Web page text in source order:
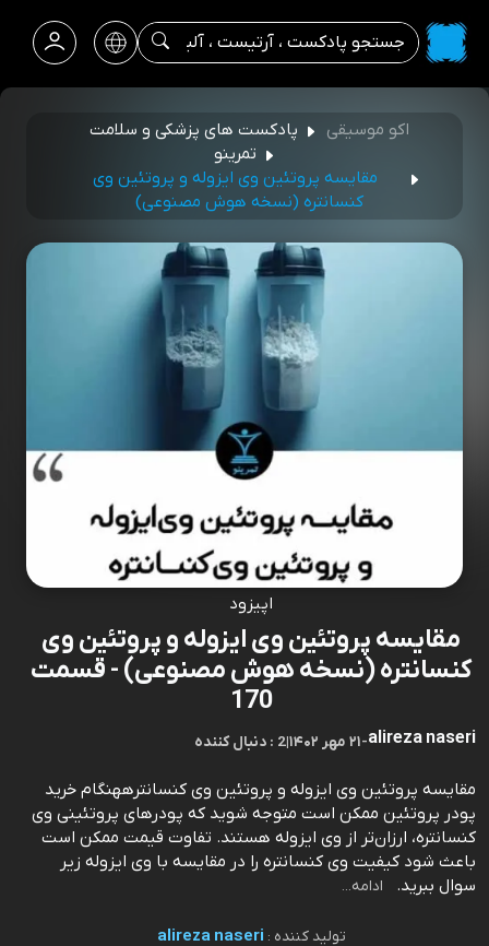
اکو موسیقی
پادکست های پزشکی و سلامت
تمرینو
مقایسه پروتئین وی ایزوله و پروتئین وی
کنسانتره (نسخه هوش مصنوعی)
اپیزود
مقایسه پروتئین وی ایزوله و پروتئین وی
کنسانتره (نسخه هوش مصنوعی) - قسمت
170
alireza naseri
-۲۱ مهر ۱۴۰۲ |2 : دنبال کننده
مقایسه پروتئین وی ایزوله و پروتئین وی کنسانترههنگام خرید
پودر پروتئین ممکن است متوجه شوید که پودرهای پروتئینی وی
کنسانتره، ارزان‌تر از وی ایزوله هستند. تفاوت قیمت ممکن است
باعث شود کیفیت وی کنسانتره را در مقایسه با وی ایزوله زیر
سوال ببرید.⁠⁠⁠⁠⁠⁠⁠⁠⁠⁠⁠⁠⁠⁠⁠⁠⁠⁠⁠⁠⁠⁠⁠⁠⁠⁠⁠⁠⁠⁠⁠⁠⁠⁠⁠⁠⁠⁠⁠⁠
ادامه...
تولید کننده : alireza naseri